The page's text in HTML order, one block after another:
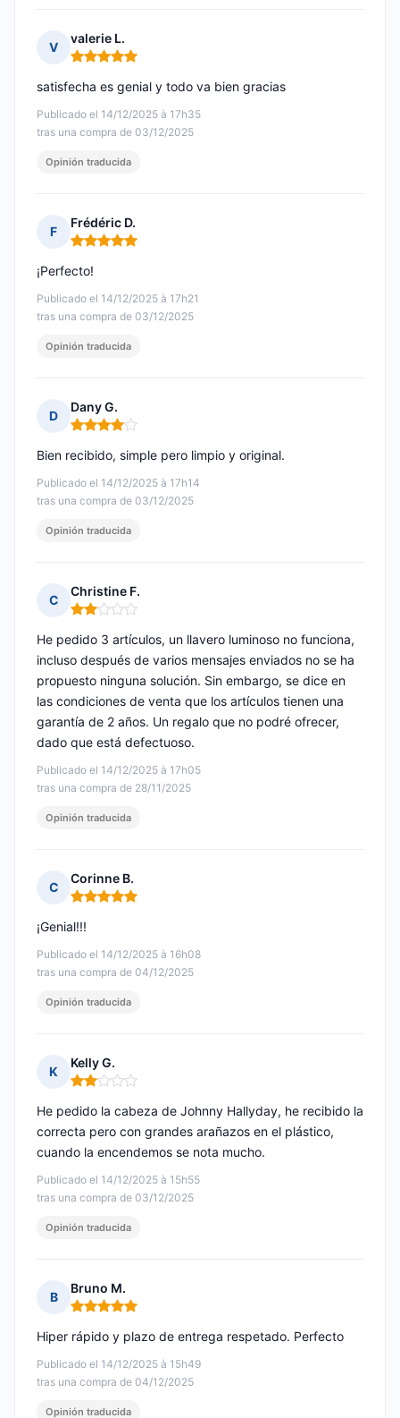
V
valerie L.
Nota: 5 de 5
Publicado el 14/12/2025 à 17h35
tras una compra de 03/12/2025
satisfecha es genial y todo va bien gracias
Opinión traducida
F
Frédéric D.
Nota: 5 de 5
Publicado el 14/12/2025 à 17h21
tras una compra de 03/12/2025
¡Perfecto!
Opinión traducida
D
Dany G.
Nota: 4 de 5
Publicado el 14/12/2025 à 17h14
tras una compra de 03/12/2025
Bien recibido, simple pero limpio y original.
Opinión traducida
C
Christine F.
Nota: 2 de 5
Publicado el 14/12/2025 à 17h05
tras una compra de 28/11/2025
He pedido 3 artículos, un llavero luminoso no funciona,
incluso después de varios mensajes enviados no se ha
propuesto ninguna solución. Sin embargo, se dice en
las condiciones de venta que los artículos tienen una
garantía de 2 años. Un regalo que no podré ofrecer,
dado que está defectuoso.
Opinión traducida
C
Corinne B.
Nota: 5 de 5
Publicado el 14/12/2025 à 16h08
tras una compra de 04/12/2025
¡Genial!!!
Opinión traducida
K
Kelly G.
Nota: 2 de 5
Publicado el 14/12/2025 à 15h55
tras una compra de 03/12/2025
He pedido la cabeza de Johnny Hallyday, he recibido la
correcta pero con grandes arañazos en el plástico,
cuando la encendemos se nota mucho.
Opinión traducida
B
Bruno M.
Nota: 5 de 5
Publicado el 14/12/2025 à 15h49
tras una compra de 04/12/2025
Hiper rápido y plazo de entrega respetado. Perfecto
Opinión traducida